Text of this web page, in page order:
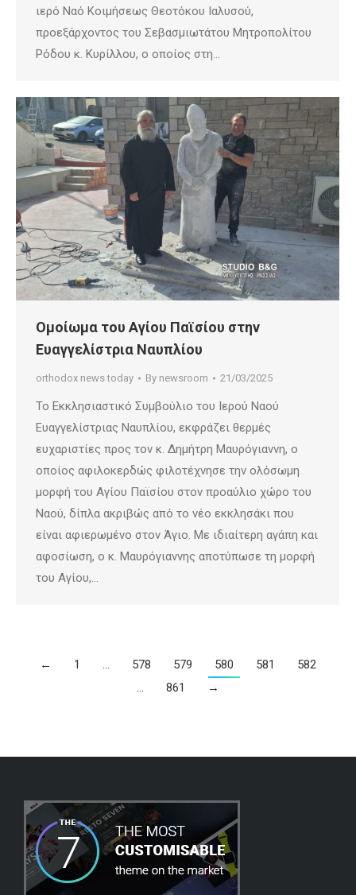
ιερό Ναό Κοιμήσεως Θεοτόκου Ιαλυσού,
προεξάρχοντος του Σεβασμιωτάτου Μητροπολίτου
Ρόδου κ. Κυρίλλου, ο οποίος στη…
Ομοίωμα του Αγίου Παϊσίου στην
Ευαγγελίστρια Ναυπλίου
orthodox news today By newsroom 21/03/2025
Το Εκκλησιαστικό Συμβούλιο του Ιερού Ναού
Ευαγγελίστριας Ναυπλίου, εκφράζει θερμές
ευχαριστίες προς τον κ. Δημήτρη Μαυρόγιαννη, ο
οποίος αφιλοκερδώς φιλοτέχνησε την ολόσωμη
μορφή του Αγίου Παϊσίου στον προαύλιο χώρο του
Ναού, δίπλα ακριβώς από το νέο εκκλησάκι που
είναι αφιερωμένο στον Άγιο. Με ιδιαίτερη αγάπη και
αφοσίωση, ο κ. Μαυρόγιαννης αποτύπωσε τη μορφή
του Αγίου,…
← 1 … 578 579 580 581
582
…
861 →